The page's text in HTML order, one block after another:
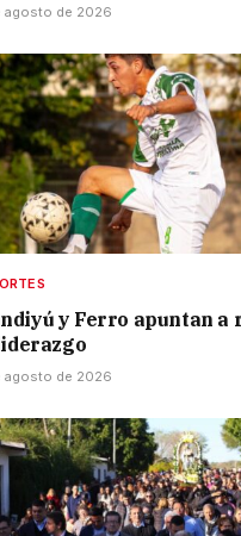
agosto de 2026
y Ferro apuntan a
agosto de 2026